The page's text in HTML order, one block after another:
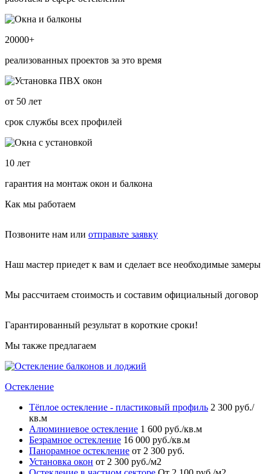
20000+
реализованных проектов за это время
от 50 лет
срок службы всех профилей
10 лет
гарантия на монтаж окон и балкона
Как мы работаем
Позвоните нам или отправьте заявку
Наш мастер приедет к вам и сделает все необходимые замеры
Мы рассчитаем стоимость и составим официальный договор
Гарантированный результат в короткие сроки!
Мы также предлагаем
Остекление
Тёплое остекление - пластиковый профиль 2 300 руб./
кв.м
Алюминиевое остекление 1 600 руб./кв.м
Безрамное остекление 16 000 руб./кв.м
Панорамное остекление от 2 300 руб.
Установка окон от 2 300 руб./м2